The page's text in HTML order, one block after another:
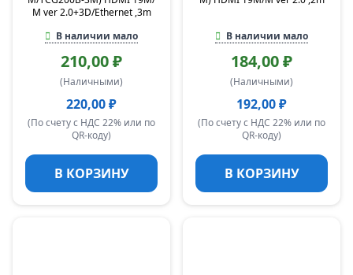
M ver 2.0+3D/Ethernet ,3m
В наличии мало
210,00 ₽
(Наличными)
220,00 ₽
(По счету с НДС 22% или по
QR-коду)
В КОРЗИНУ
В наличии мало
184,00 ₽
(Наличными)
192,00 ₽
(По счету с НДС 22% или по
QR-коду)
В КОРЗИНУ